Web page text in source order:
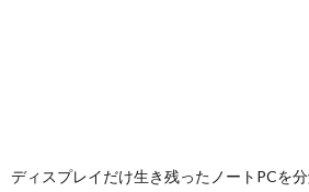
ディスプレイだけ生き残ったノートPCを